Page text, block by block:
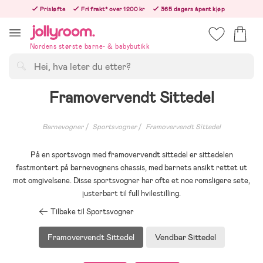
innehållet
Prisløfte Fri frakt* over 1200 kr
365 dagers åpent kjøp
Nordens største barne- & babybutikk
Framovervendt Sittedel
Barnevogner Sportsvogner Framovervendt Sittedel
På en sportsvogn med framovervendt sittedel er sittedelen
fastmontert på barnevognens chassis, med barnets ansikt rettet ut
mot omgivelsene. Disse sportsvogner har ofte et noe romsligere sete,
justerbart til full hvilestilling.
Tilbake til Sportsvogner
Framovervendt Sittedel Vendbar Sittedel